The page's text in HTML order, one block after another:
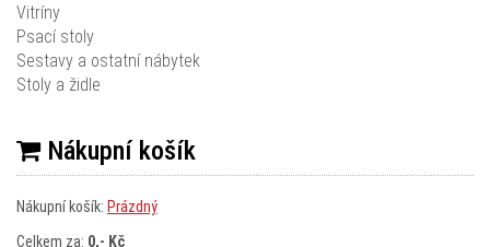
Vitríny
Psací stoly
Sestavy a ostatní nábytek
Stoly a židle
Nákupní košík
Nákupní košík: Prázdný
Celkem za: 0,- Kč